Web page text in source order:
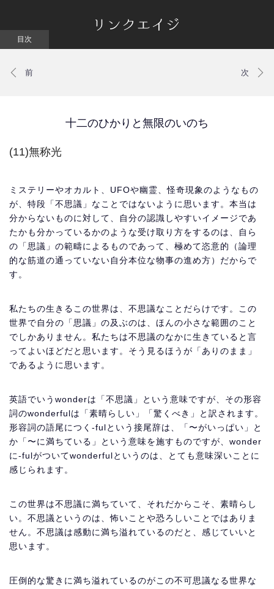
十二のひかりと無限のいのち
(11)無称光
ミステリーやオカルト、UFOや幽霊、怪奇現象のようなもの
が、特段「不思議」なことではないように思います。本当は
分からないものに対して、自分の認識しやすいイメージであ
たかも分かっているかのような受け取り方をするのは、自ら
の「思議」の範疇によるものであって、極めて恣意的（論理
的な筋道の通っていない自分本位な物事の進め方）だからで
す。
私たちの生きるこの世界は、不思議なことだらけです。この
世界で自分の「思議」の及ぶのは、ほんの小さな範囲のこと
でしかありません。私たちは不思議のなかに生きていると言
ってよいほどだと思います。そう見るほうが「ありのまま」
であるように思います。
英語でいうwonderは「不思議」という意味ですが、その形容
詞のwonderfulは「素晴らしい」「驚くべき」と訳されます。
形容詞の語尾につく-fulという接尾辞は、「〜がいっぱい」と
か「〜に満ちている」という意味を施すものですが、wonder
に-fulがついてwonderfulというのは、とても意味深いことに
感じられます。
この世界は不思議に満ちていて、それだからこそ、素晴らし
い。不思議というのは、怖いことや恐ろしいことではありま
せん。不思議は感動に満ち溢れているのだと、感じていいと
思います。
圧倒的な驚きに満ち溢れているのがこの不可思議なる世界な